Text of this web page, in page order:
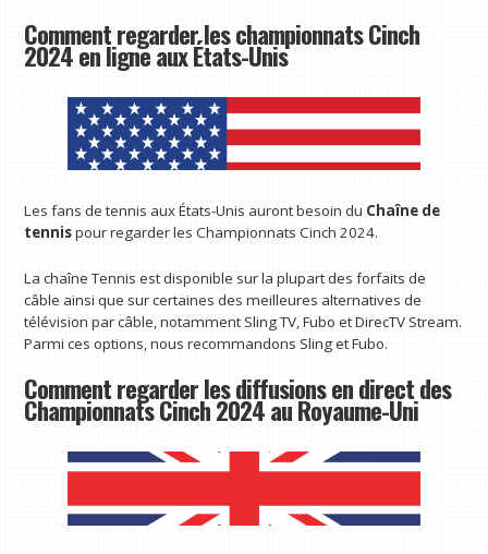
Comment regarder les championnats Cinch
2024 en ligne aux États-Unis
Les fans de tennis aux États-Unis auront besoin du Chaîne de
tennispour regarder les Championnats Cinch 2024.
La chaîne Tennis est disponible sur la plupart des forfaits de
câble ainsi que sur certaines des meilleures alternatives de
télévision par câble, notamment Sling TV, Fubo et DirecTV Stream.
Parmi ces options, nous recommandons Sling et Fubo.
Comment regarder les diffusions en direct des
Championnats Cinch 2024 au Royaume-Uni